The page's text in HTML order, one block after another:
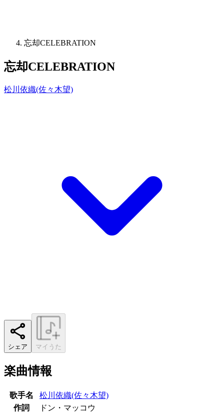
忘却CELEBRATION
忘却CELEBRATION
松川依織(佐々木望)
シェア マイうた
楽曲情報
歌手名
松川依織(佐々木望)
作詞
ドン・マッコウ